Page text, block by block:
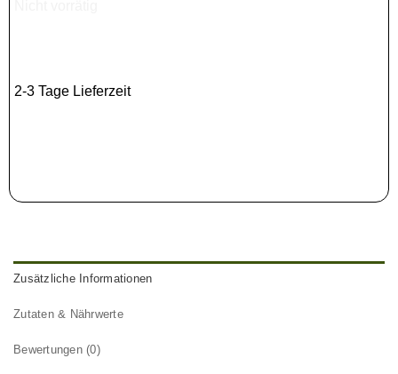
2-3 Tage Lieferzeit
Zusätzliche Informationen
Zutaten & Nährwerte
Bewertungen (0)